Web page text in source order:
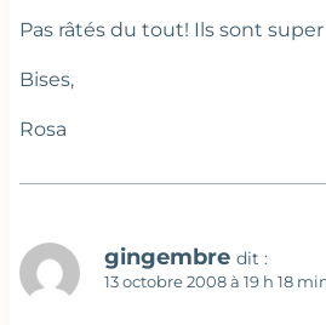
Pas râtés du tout! Ils sont
Bises,
Rosa
gingembre dit :
13 octobre 2008 à 19 h 18